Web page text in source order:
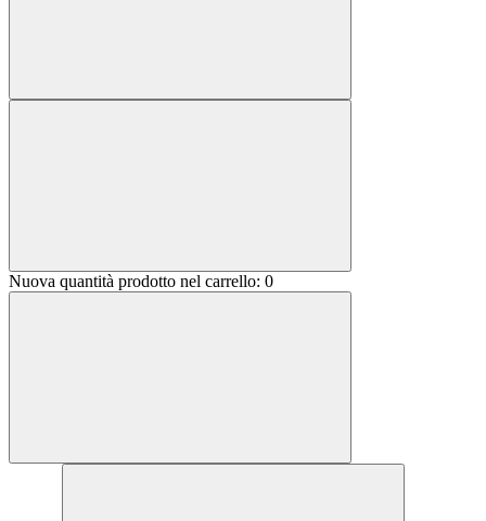
Nuova quantità prodotto nel carrello: 0